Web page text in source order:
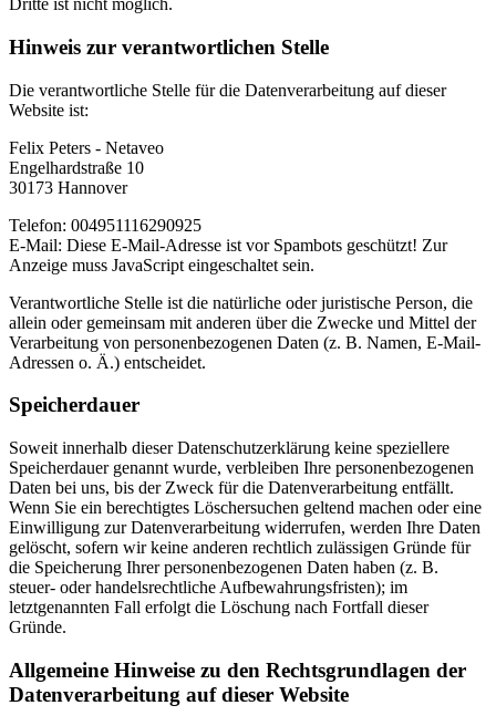
Dritte ist nicht möglich.
Hinweis zur verantwortlichen Stelle
Die verantwortliche Stelle für die Datenverarbeitung auf dieser
Website ist:
Felix Peters - Netaveo
Engelhardstraße 10
30173 Hannover
Telefon: 004951116290925
E-Mail: Diese E-Mail-Adresse ist vor Spambots geschützt! Zur
Anzeige muss JavaScript eingeschaltet sein.
Verantwortliche Stelle ist die natürliche oder juristische Person, die
allein oder gemeinsam mit anderen über die Zwecke und Mittel der
Verarbeitung von personenbezogenen Daten (z. B. Namen, E-Mail-
Adressen o. Ä.) entscheidet.
Speicherdauer
Soweit innerhalb dieser Datenschutzerklärung keine speziellere
Speicherdauer genannt wurde, verbleiben Ihre personenbezogenen
Daten bei uns, bis der Zweck für die Datenverarbeitung entfällt.
Wenn Sie ein berechtigtes Löschersuchen geltend machen oder eine
Einwilligung zur Datenverarbeitung widerrufen, werden Ihre Daten
gelöscht, sofern wir keine anderen rechtlich zulässigen Gründe für
die Speicherung Ihrer personenbezogenen Daten haben (z. B.
steuer- oder handelsrechtliche Aufbewahrungsfristen); im
letztgenannten Fall erfolgt die Löschung nach Fortfall dieser
Gründe.
Allgemeine Hinweise zu den Rechtsgrundlagen der
Datenverarbeitung auf dieser Website